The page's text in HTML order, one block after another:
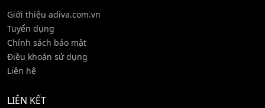
Giới thiệu adiva.com.vn
Tuyển dụng
Chính sách bảo mật
Điều khoản sử dụng
Liên hệ
LIÊN KẾT